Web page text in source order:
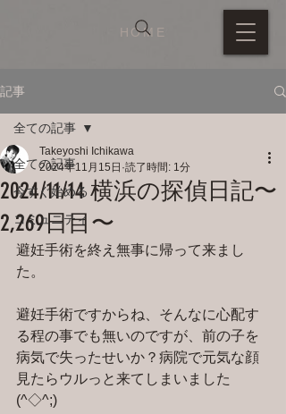
HOME
記事
全ての記事
今すぐ始める
コミュニティ
全ての記事
2024/11/14 横浜の探偵日記〜
2,269日目〜
Takeyoshi Ichikawa
2024年11月15日 読了時間: 1分
避妊手術を終え無事に帰って来まし
た。
避妊手術ですからね、そんなに心配す
る程の事でも無いのですが、前の子を
病気で失ったせいか？病院で元気な顔
見たらウルっと来てしまいました
(^◇^;)